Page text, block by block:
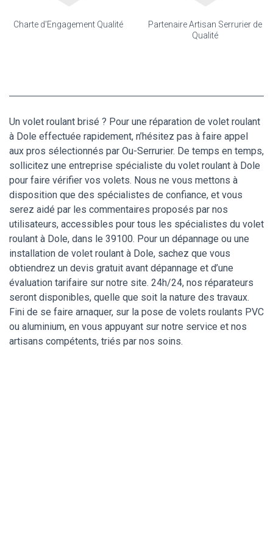
Charte d'Engagement Qualité
Partenaire Artisan Serrurier de
Qualité
Un volet roulant brisé ? Pour une réparation de volet roulant
à Dole effectuée rapidement, n’hésitez pas à faire appel
aux pros sélectionnés par Ou-Serrurier. De temps en temps,
sollicitez une entreprise spécialiste du volet roulant à Dole
pour faire vérifier vos volets. Nous ne vous mettons à
disposition que des spécialistes de confiance, et vous
serez aidé par les commentaires proposés par nos
utilisateurs, accessibles pour tous les spécialistes du volet
roulant à Dole, dans le 39100. Pour un dépannage ou une
installation de volet roulant à Dole, sachez que vous
obtiendrez un devis gratuit avant dépannage et d’une
évaluation tarifaire sur notre site. 24h/24, nos réparateurs
seront disponibles, quelle que soit la nature des travaux.
Fini de se faire arnaquer, sur la pose de volets roulants PVC
ou aluminium, en vous appuyant sur notre service et nos
artisans compétents, triés par nos soins.